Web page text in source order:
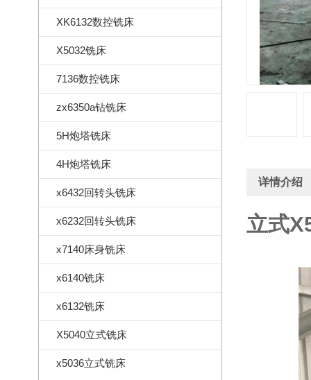
XK6132数控铣床
X5032铣床
7136数控铣床
zx6350a钻铣床
5H炮塔铣床
4H炮塔铣床
x6432回转头铣床
x6232回转头铣床
x7140床身铣床
x6140铣床
x6132铣床
X5040立式铣床
x5036立式铣床
详情介绍
立式